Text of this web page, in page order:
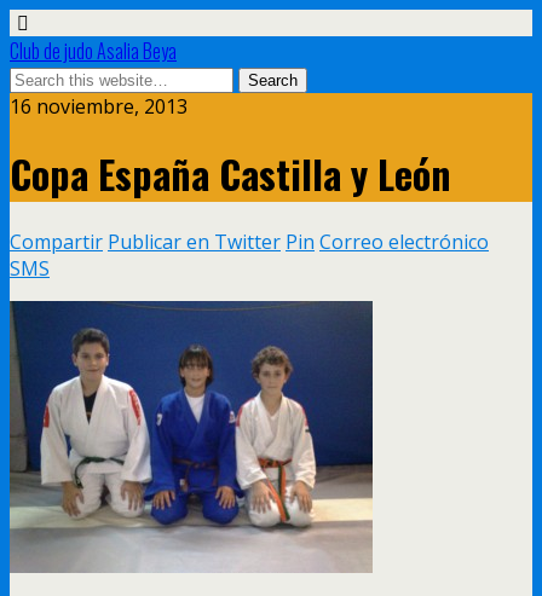
Club de judo Asalia Beya
16 noviembre, 2013
Copa España Castilla y León
Compartir Publicar en Twitter Pin Correo electrónico
SMS